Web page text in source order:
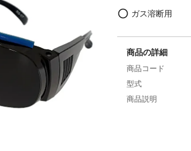
ガス溶断用
商品の詳細
商品コード
型式
商品説明